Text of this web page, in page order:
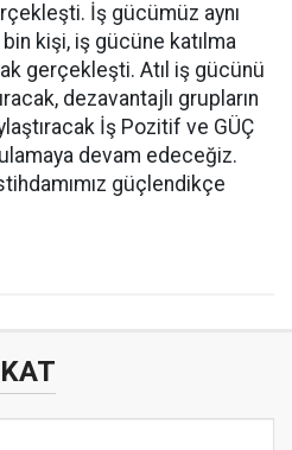
İş gücümüz aynı
kişi, iş gücüne katılma
gerçekleşti. Atıl iş gücünü
dezavantajlı grupların
İş Pozitif ve GÜÇ
devam edeceğiz.
güçlendikçe